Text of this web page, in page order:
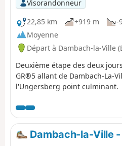
Visorandonneur
22,85 km
+919 m -
Moyenne
Départ à Dambach-la-Ville
Deuxième étape des deux
GR®5 allant de Dambach-La-
l'Ungersberg point culminant.
Dambach-la-Ville